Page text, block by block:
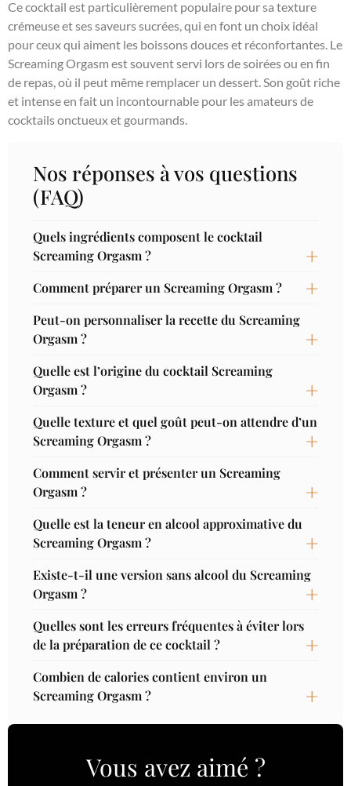
Ce cocktail est particulièrement populaire pour sa texture
crémeuse et ses saveurs sucrées, qui en font un choix idéal
pour ceux qui aiment les boissons douces et réconfortantes. Le
Screaming Orgasm est souvent servi lors de soirées ou en fin
de repas, où il peut même remplacer un dessert. Son goût riche
et intense en fait un incontournable pour les amateurs de
cocktails onctueux et gourmands.
Nos réponses à vos questions
(FAQ)
Quels ingrédients composent le cocktail
Screaming Orgasm ?
Comment préparer un Screaming Orgasm ?
Peut-on personnaliser la recette du Screaming
Orgasm ?
Quelle est l’origine du cocktail Screaming
Orgasm ?
Quelle texture et quel goût peut-on attendre d’un
Screaming Orgasm ?
Comment servir et présenter un Screaming
Orgasm ?
Quelle est la teneur en alcool approximative du
Screaming Orgasm ?
Existe-t-il une version sans alcool du Screaming
Orgasm ?
Quelles sont les erreurs fréquentes à éviter lors
de la préparation de ce cocktail ?
Combien de calories contient environ un
Screaming Orgasm ?
Vous avez aimé ?